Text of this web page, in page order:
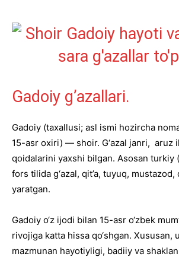
Gadoiy g’azallari.
Gadoiy (taxallusi; asl ismi hozircha
15-asr oxiri) — shoir. G‘azal janri, aruz
qoidalarini yaxshi bilgan. Asosan turkiy
fors tilida g‘azal, qit’a, tuyuq, mustazod,
yaratgan.
Gadoiy o‘z ijodi bilan 15-asr o‘zbek
rivojiga katta hissa qo‘shgan. Xususan,
mazmunan hayotiyligi, badiiy va